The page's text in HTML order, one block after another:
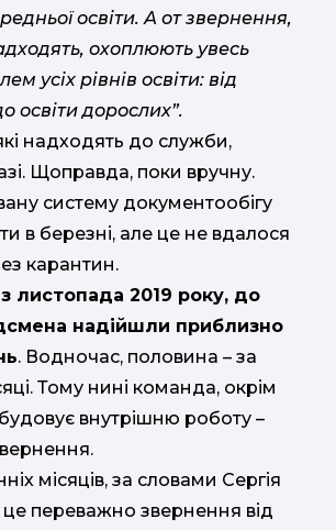
освіти. А от звернення,
охоплюють увесь
усіх рівнів освіти: від
освіти дорослих”.
надходять до служби,
Щоправда, поки вручну.
систему документообігу
в березні, але це не вдалося
карантин.
листопада 2019 року, до
надійшли приблизно
. Водночас, половина – за
Тому нині команда, окрім
внутрішню роботу –
місяців, за словами Сергія
це переважно звернення від